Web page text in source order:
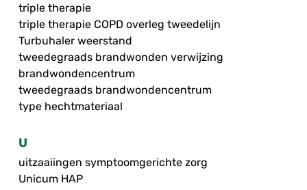
triple therapie
triple therapie COPD overleg tweedelijn
Turbuhaler weerstand
tweedegraads brandwonden verwijzing
brandwondencentrum
tweedegraads brandwondencentrum
type hechtmateriaal
U
uitzaaiingen symptoomgerichte zorg
Unicum HAP